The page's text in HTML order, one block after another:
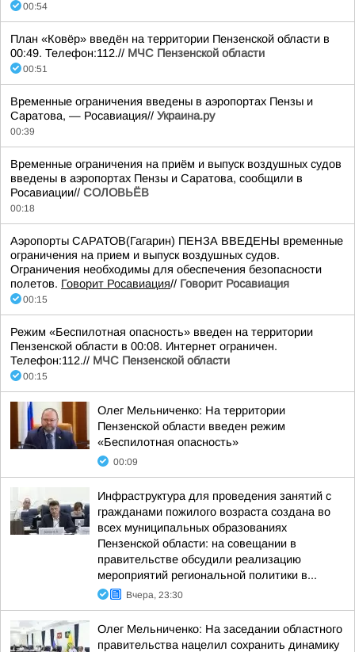
00:54
План «Ковёр» введён на территории Пензенской области в
00:49. Телефон:112.// МЧС Пензенской области
00:51
Временные ограничения введены в аэропортах Пензы и
Саратова, — Росавиация// Украина.ру
00:39
Временные ограничения на приём и выпуск воздушных судов
введены в аэропортах Пензы и Саратова, сообщили в
Росавиации// СОЛОВЬЁВ
00:18
Аэропорты САРАТОВ(Гагарин) ПЕНЗА ВВЕДЕНЫ временные
ограничения на прием и выпуск воздушных судов.
Ограничения необходимы для обеспечения безопасности
полетов. Говорит Росавиация// Говорит Росавиация
00:15
Режим «Беспилотная опасность» введен на территории
Пензенской области в 00:08. Интернет ограничен.
Телефон:112.// МЧС Пензенской области
00:15
Олег Мельниченко: На территории
Пензенской области введен режим
«Беспилотная опасность»
00:09
Инфраструктура для проведения занятий с
гражданами пожилого возраста создана во
всех муниципальных образованиях
Пензенской области: на совещании в
правительстве обсудили реализацию
мероприятий региональной политики в...
Вчера, 23:30
Олег Мельниченко: На заседании областного
правительства нацелил сохранить динамику